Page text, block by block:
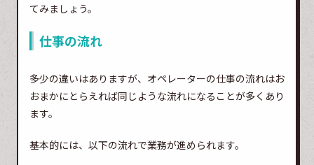
てみましょう。
仕事の流れ
多少の違いはありますが、オペレーターの仕事の流れはお
おまかにとらえれば同じような流れになることが多くあり
ます。
基本的には、以下の流れで業務が進められます。